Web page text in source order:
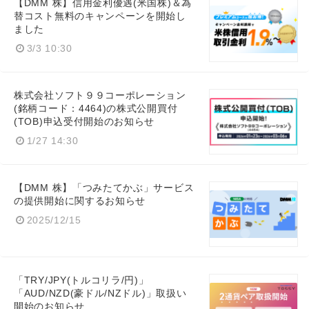
【DMM 株】信用金利優遇(米国株)＆為
替コスト無料のキャンペーンを開始し
ました
3/3 10:30
株式会社ソフト９９コーポレーション
(銘柄コード：4464)の株式公開買付
(TOB)申込受付開始のお知らせ
1/27 14:30
【DMM 株】「つみたてかぶ」サービス
の提供開始に関するお知らせ
2025/12/15
「TRY/JPY(トルコリラ/円)」
「AUD/NZD(豪ドル/NZドル)」取扱い
開始のお知らせ